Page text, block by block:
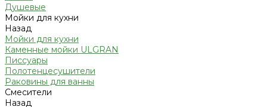
Душевые
Мойки для кухни
Назад
Мойки для кухни
Каменные мойки ULGRAN
Писсуары
Полотенцесушители
Раковины для ванны
Смесители
Назад